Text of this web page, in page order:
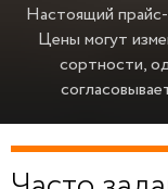
Настоящий
Цены могут
сортности,